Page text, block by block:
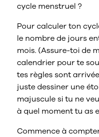
cycle menstruel ?
Pour calculer ton
le nombre de jours
mois. (Assure-toi de
calendrier pour te
tes règles sont
juste dessiner une
majuscule si tu ne
à quel moment tu as
Commence à